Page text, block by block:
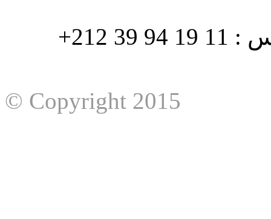
هاتف : 90/88 32 94 39 212+ فاكس : 11 19 94 39 212+
© Copyright 2015